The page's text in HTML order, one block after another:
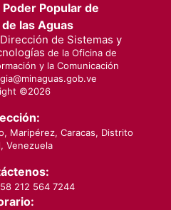
Popular de
las Aguas
de Sistemas y
de la Oficina de
y la Comunicación
©2026
Maripérez, Caracas, Distrito
Venezuela
212 564 7244